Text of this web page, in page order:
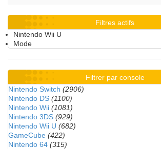
Filtres actifs
Nintendo Wii U
Mode
Filtrer par console
Nintendo Switch (2906)
Nintendo DS (1100)
Nintendo Wii (1081)
Nintendo 3DS (929)
Nintendo Wii U (682)
GameCube (422)
Nintendo 64 (315)